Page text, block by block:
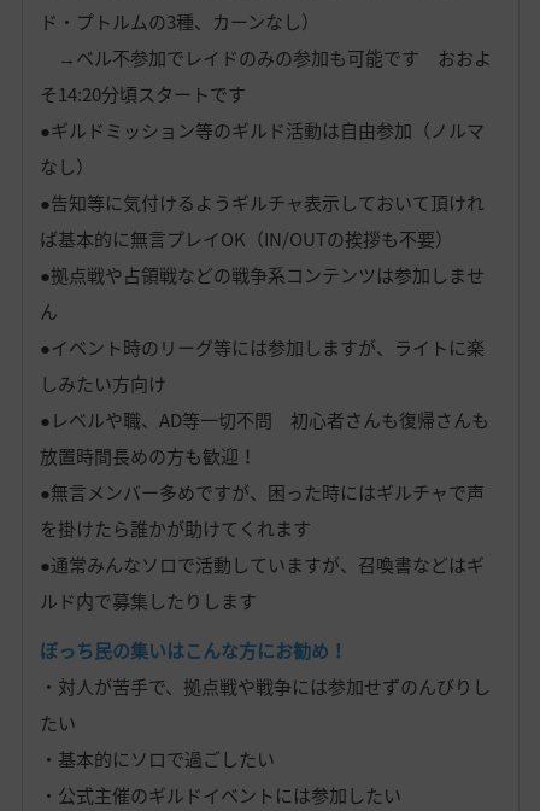
ド・プトルムの3種、カーンなし）
→ベル不参加でレイドのみの参加も可能です おおよ
そ14:20分頃スタートです
●ギルドミッション等のギルド活動は自由参加（ノルマ
なし）
●告知等に気付けるようギルチャ表示しておいて頂けれ
ば基本的に無言プレイOK（IN/OUTの挨拶も不要）
●拠点戦や占領戦などの戦争系コンテンツは参加しませ
ん
●イベント時のリーグ等には参加しますが、ライトに楽
しみたい方向け
●レベルや職、AD等一切不問 初心者さんも復帰さんも
放置時間長めの方も歓迎！
●無言メンバー多めですが、困った時にはギルチャで声
を掛けたら誰かが助けてくれます
●通常みんなソロで活動していますが、召喚書などはギ
ルド内で募集したりします
ぼっち民の集いはこんな方にお勧め！
・対人が苦手で、拠点戦や戦争には参加せずのんびりし
たい
・基本的にソロで過ごしたい
・公式主催のギルドイベントには参加したい